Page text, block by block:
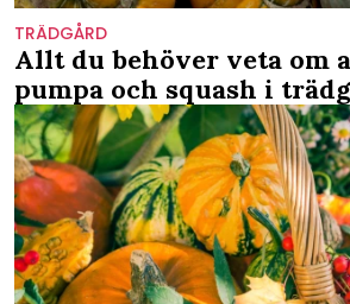
TRÄDGÅRD
Allt du behöver veta om
pumpa och squash i